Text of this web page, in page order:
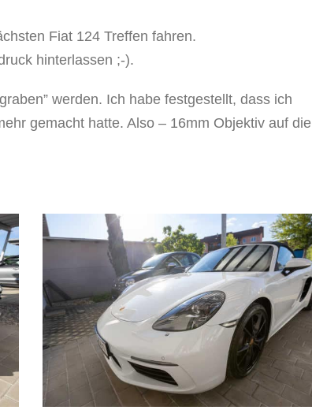
Fiat 124 Treffen fahren.
hinterlassen ;-).
werden. Ich habe festgestellt, dass ich
gemacht hatte. Also – 16mm Objektiv auf die